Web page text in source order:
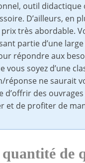
outil
D’ailleurs, en
très abordable.
partie d’une
répondre aux
vous soyez d’une
réponse ne saurait
d’offrir des
et de profiter de
de